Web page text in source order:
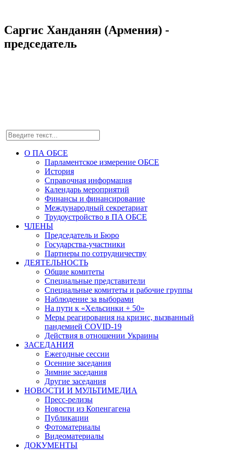
Саргис Ханданян (Армения) -
председатель
О ПА ОБСЕ
Парламентское измерение ОБСЕ
История
Справочная информация
Календарь мероприятий
Финансы и финансирование
Международный секретариат
Трудоустройство в ПА ОБСЕ
ЧЛЕНЫ
Председатель и Бюро
Государства-участники
Партнеры по сотрудничеству
ДЕЯТЕЛЬНОСТЬ
Общие комитеты
Специальные представители
Специальные комитеты и рабочие группы
Наблюдение за выборами
На пути к «Хельсинки + 50»
Меры реагирования на кризис, вызванный
пандемией COVID-19
Действия в отношении Украины
ЗАСЕДАНИЯ
Ежегодные сессии
Осенние заседания
Зимние заседания
Другие заседания
НОВОСТИ И МУЛЬТИМЕДИА
Пресс-релизы
Новости из Копенгагена
Публикации
Фотоматериалы
Видеоматериалы
ДОКУМЕНТЫ